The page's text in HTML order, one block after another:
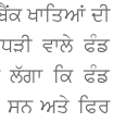
ਖਾਤਿਆਂ ਦੀ
ਵਾਲੇ ਫੰਡ
ਲੱਗਾ ਕਿ ਫੰਡ
ਸਨ ਅਤੇ ਫਿਰ